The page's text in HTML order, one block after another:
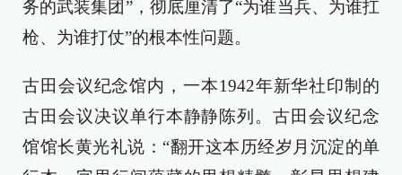
务的武装集团”，彻底厘清了“为谁当兵、为谁扛
枪、为谁打仗”的根本性问题。
古田会议纪念馆内，一本1942年新华社印制的
古田会议决议单行本静静陈列。古田会议纪念
馆馆长黄光礼说：“翻开这本历经岁月沉淀的单